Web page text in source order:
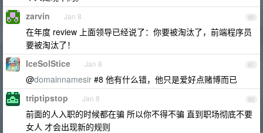
60
zarvin Jan 8
在年度 review 上面领导已经说了：你要被淘汰了，前端程序员
要被淘汰了！
61
IceSolStice Jan 8
@domainnamesir #8 他有什么错，他只是爱好点赌博而已
62
triptipstop Jan 8
前面的人入职的时候都在骗 所以你不得不骗 直到职场彻底不要
女人 才会出现新的规则